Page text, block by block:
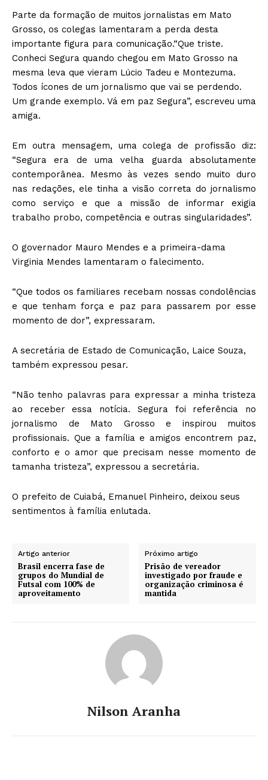
Parte da formação de muitos jornalistas em Mato
Grosso, os colegas lamentaram a perda desta
importante figura para comunicação.“Que triste.
Conheci Segura quando chegou em Mato Grosso na
mesma leva que vieram Lúcio Tadeu e Montezuma.
Todos ícones de um jornalismo que vai se perdendo.
Um grande exemplo. Vá em paz Segura”, escreveu uma
amiga.
Em outra mensagem, uma colega de profissão diz:
“Segura era de uma velha guarda absolutamente
contemporânea. Mesmo às vezes sendo muito duro
nas redações, ele tinha a visão correta do jornalismo
como serviço e que a missão de informar exigia
trabalho probo, competência e outras singularidades”.
O governador Mauro Mendes e a primeira-dama
Virginia Mendes lamentaram o falecimento.
“Que todos os familiares recebam nossas condolências
e que tenham força e paz para passarem por esse
momento de dor”, expressaram.
A secretária de Estado de Comunicação, Laice Souza,
também expressou pesar.
“Não tenho palavras para expressar a minha tristeza
ao receber essa notícia. Segura foi referência no
jornalismo de Mato Grosso e inspirou muitos
profissionais. Que a família e amigos encontrem paz,
conforto e o amor que precisam nesse momento de
tamanha tristeza”, expressou a secretária.
O prefeito de Cuiabá, Emanuel Pinheiro, deixou seus
sentimentos à família enlutada.
Artigo anterior
Brasil encerra fase de
grupos do Mundial de
Futsal com 100% de
aproveitamento
Próximo artigo
Prisão de vereador
investigado por fraude e
organização criminosa é
mantida
Nilson Aranha